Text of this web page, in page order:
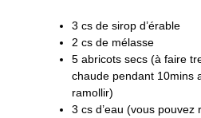
3 cs de sirop d’érable
2 cs de mélasse
5 abricots secs (à faire
chaude pendant 10mins
ramollir)
3 cs d’eau (vous pouvez